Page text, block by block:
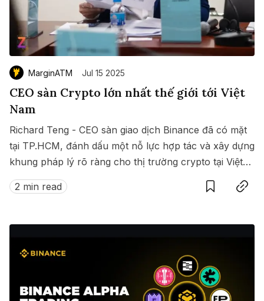
MarginATM Jul 15 2025
CEO sàn Crypto lớn nhất thế giới tới Việt
Nam
Richard Teng - CEO sàn giao dịch Binance đã có mặt
tại TP.HCM, đánh dấu một nỗ lực hợp tác và xây dựng
khung pháp lý rõ ràng cho thị trường crypto tại Việt
Nam.
2 min read
SaveCopy link